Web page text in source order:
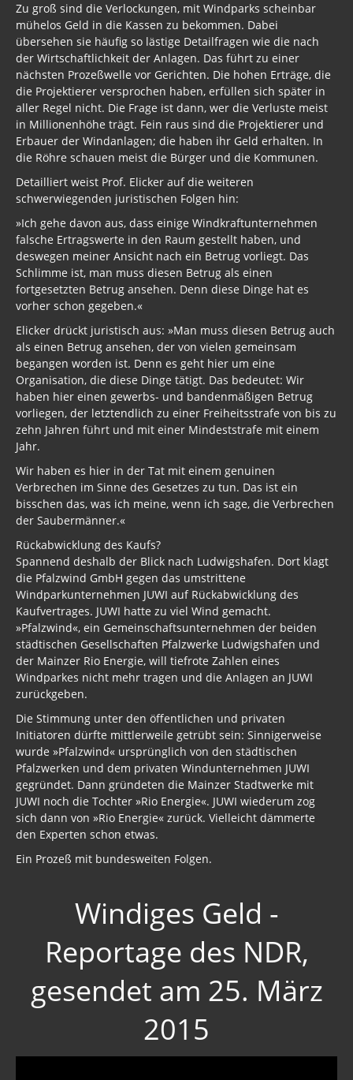
Zu groß sind die Verlockungen, mit Windparks scheinbar
mühelos Geld in die Kassen zu bekommen. Dabei
übersehen sie häufig so lästige Detailfragen wie die nach
der Wirtschaftlichkeit der Anlagen. Das führt zu einer
nächsten Prozeßwelle vor Gerichten. Die hohen Erträge, die
die Projektierer versprochen haben, erfüllen sich später in
aller Regel nicht. Die Frage ist dann, wer die Verluste meist
in Millionenhöhe trägt. Fein raus sind die Projektierer und
Erbauer der Windanlagen; die haben ihr Geld erhalten. In
die Röhre schauen meist die Bürger und die Kommunen.
Detailliert weist Prof. Elicker auf die weiteren
schwerwiegenden juristischen Folgen hin:
»Ich gehe davon aus, dass einige Windkraftunternehmen
falsche Ertragswerte in den Raum gestellt haben, und
deswegen meiner Ansicht nach ein Betrug vorliegt. Das
Schlimme ist, man muss diesen Betrug als einen
fortgesetzten Betrug ansehen. Denn diese Dinge hat es
vorher schon gegeben.«
Elicker drückt juristisch aus: »Man muss diesen Betrug auch
als einen Betrug ansehen, der von vielen gemeinsam
begangen worden ist. Denn es geht hier um eine
Organisation, die diese Dinge tätigt. Das bedeutet: Wir
haben hier einen gewerbs- und bandenmäßigen Betrug
vorliegen, der letztendlich zu einer Freiheitsstrafe von bis zu
zehn Jahren führt und mit einer Mindeststrafe mit einem
Jahr.
Wir haben es hier in der Tat mit einem genuinen
Verbrechen im Sinne des Gesetzes zu tun. Das ist ein
bisschen das, was ich meine, wenn ich sage, die Verbrechen
der Saubermänner.«
Rückabwicklung des Kaufs?
Spannend deshalb der Blick nach Ludwigshafen. Dort klagt
die Pfalzwind GmbH gegen das umstrittene
Windparkunternehmen JUWI auf Rückabwicklung des
Kaufvertrages. JUWI hatte zu viel Wind gemacht.
»Pfalzwind«, ein Gemeinschaftsunternehmen der beiden
städtischen Gesellschaften Pfalzwerke Ludwigshafen und
der Mainzer Rio Energie, will tiefrote Zahlen eines
Windparkes nicht mehr tragen und die Anlagen an JUWI
zurückgeben.
Die Stimmung unter den öffentlichen und privaten
Initiatoren dürfte mittlerweile getrübt sein: Sinnigerweise
wurde »Pfalzwind« ursprünglich von den städtischen
Pfalzwerken und dem privaten Windunternehmen JUWI
gegründet. Dann gründeten die Mainzer Stadtwerke mit
JUWI noch die Tochter »Rio Energie«. JUWI wiederum zog
sich dann von »Rio Energie« zurück. Vielleicht dämmerte
den Experten schon etwas.
Ein Prozeß mit bundesweiten Folgen.
Windiges Geld -
Reportage des NDR,
gesendet am 25. März
2015